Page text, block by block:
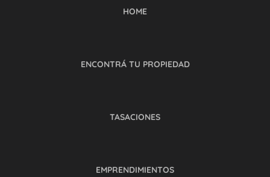
HOME
ENCONTRÁ TU PROPIEDAD
TASACIONES
EMPRENDIMIENTOS